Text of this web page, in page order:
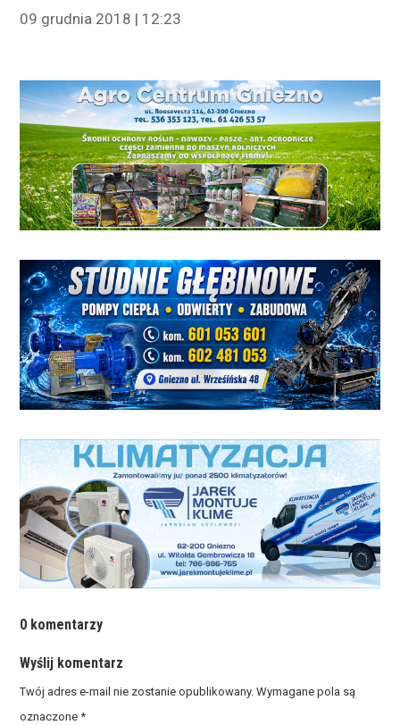
09 grudnia 2018 | 12:23
0 komentarzy
Wyślij komentarz
Twój adres e-mail nie zostanie opublikowany. Wymagane pola są
oznaczone*